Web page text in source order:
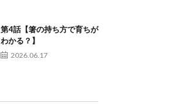
第4話【箸の持ち方で育ちが
わかる？】
2026.06.17